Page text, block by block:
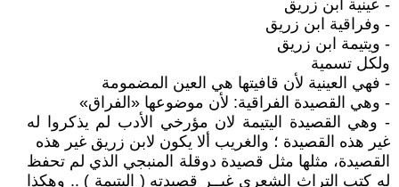
- عينية ابن زريق
- وفراقية ابن زريق
- ويتيمة ابن زريق
ولكل تسمية
- فهي العينية لأن قافيتها هي العين المضمومة
- وهي القصيدة الفراقية: لأن موضوعها «الفراق»
- وهي القصيدة اليتيمة لان مؤرخي الأدب لم يذكروا له
غير هذه القصيدة ؛ والغريب ألا يكون لابن زريق غير هذه
القصيدة، مثلها مثل قصيدة دوقلة المنبجي الذي لم تحفظ
له كتب التراث الشعري غيــر قصيدته ( اليتيمة ) .. وهكذا